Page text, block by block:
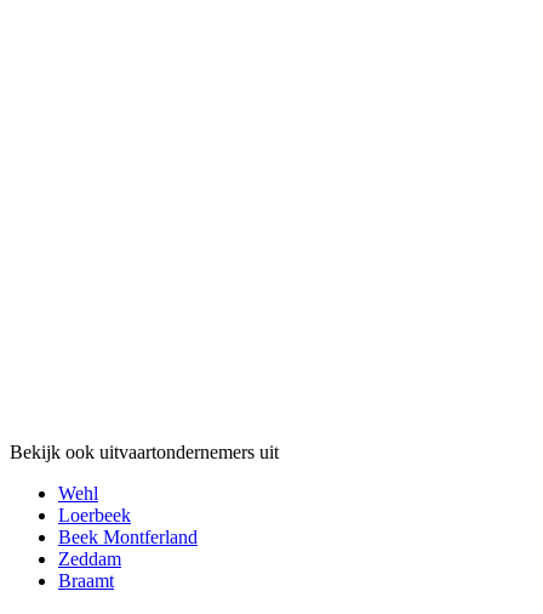
Bekijk ook uitvaartondernemers uit
Wehl
Loerbeek
Beek Montferland
Zeddam
Braamt